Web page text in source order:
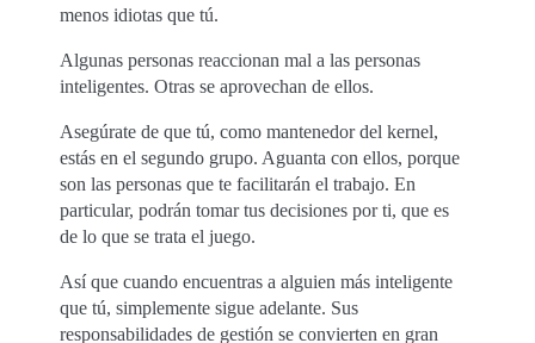
menos idiotas que tú.
Algunas personas reaccionan mal a las personas
inteligentes. Otras se aprovechan de ellos.
Asegúrate de que tú, como mantenedor del kernel,
estás en el segundo grupo. Aguanta con ellos, porque
son las personas que te facilitarán el trabajo. En
particular, podrán tomar tus decisiones por ti, que es
de lo que se trata el juego.
Así que cuando encuentras a alguien más inteligente
que tú, simplemente sigue adelante. Sus
responsabilidades de gestión se convierten en gran